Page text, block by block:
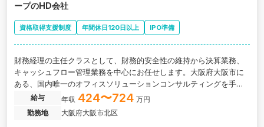
ープのHD会社
資格取得支援制度 年間休日120日以上 IPO準備
財務経理の主任クラスとして、財務的安全性の維持から決算業務、
キャッシュフロー管理業務を中心にお任せします。大阪府大阪市に
ある、国内唯一のオフィスソリューションコンサルティングを手掛
けるACNグループのホールディングス会社の求人です。
給与 年収 424〜724 万円
勤務地
大阪府大阪市北区